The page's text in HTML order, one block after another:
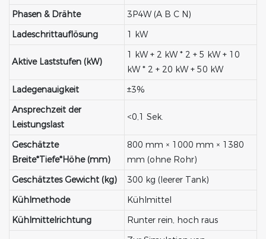
Phasen & Drähte
3P4W (A B C N)
Ladeschrittauflösung
1 kW
Aktive Laststufen (kW)
1 kW + 2 kW * 2 + 5 kW + 10
kW * 2 + 20 kW + 50 kW
Ladegenauigkeit
±3%
Ansprechzeit der
Leistungslast
<0,1 Sek.
Geschätzte
Breite*Tiefe*Höhe (mm)
800 mm × 1000 mm × 1380
mm (ohne Rohr)
Geschätztes Gewicht (kg)
300 kg (leerer Tank)
Kühlmethode
Kühlmittel
Kühlmittelrichtung
Runter rein, hoch raus